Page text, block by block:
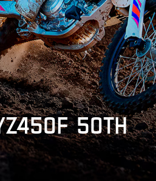
50TH